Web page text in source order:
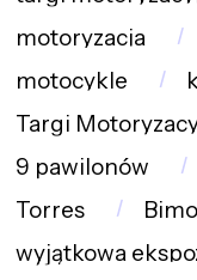
motoryzacja
motocykle
Targi
9 pawilonów
Torres
wyjątkowa